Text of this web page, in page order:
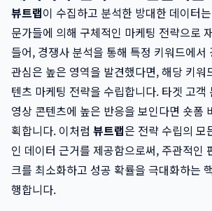
뷰트랩이 수집하고 분석한 방대한 데이터는
문가들에 의해 구체적인 마케팅 전략으로
들어, 경쟁사 분석을 통해 특정 키워드에서
관심은 높은 영역을 발견했다면, 해당 키워
텐츠 마케팅 전략을 수립합니다. 타겟 고객
영상 콘텐츠에 높은 반응을 보인다면 숏폼
획합니다. 이처럼 뷰트랩은 전략 수립의 모
인 데이터 근거를 제공함으로써, 주관적인
크를 최소화하고 성공 확률을 극대화하는
행합니다.